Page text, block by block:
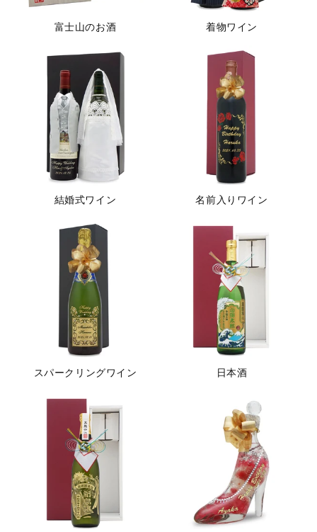
富士山のお酒 着物ワイン
結婚式ワイン 名前入りワイン
スパークリングワイン 日本酒